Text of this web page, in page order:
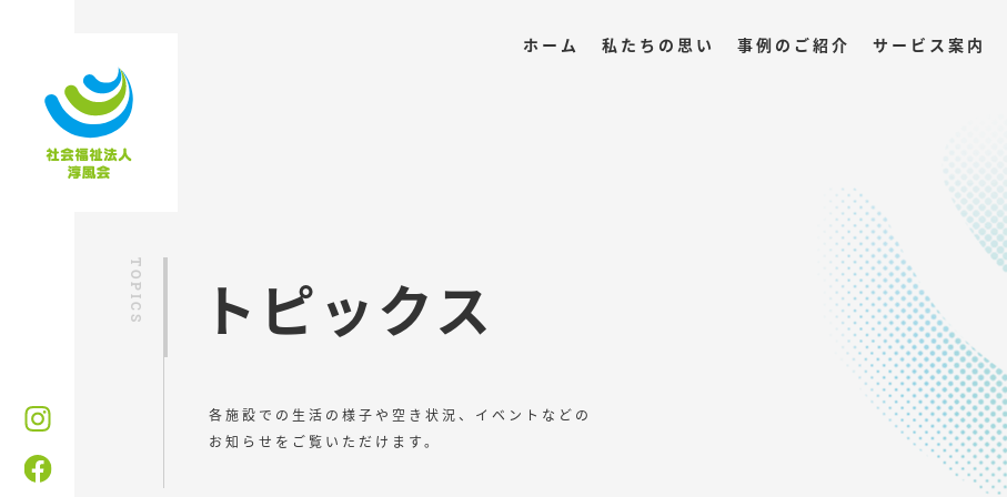
ホーム 私たちの思い 事例のご紹介 サービス案内
トピックス
各施設での生活の様子や空き状況、イベントなどの
お知らせをご覧いただけます。